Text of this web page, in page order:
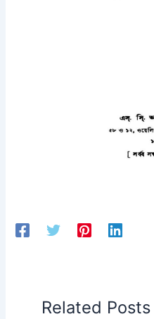
Related Posts